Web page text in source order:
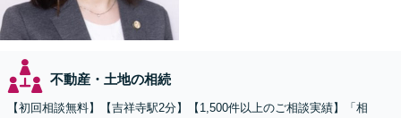
不動産・土地の相続
【初回相談無料】【吉祥寺駅2分】【1,500件以上のご相談実績】「相